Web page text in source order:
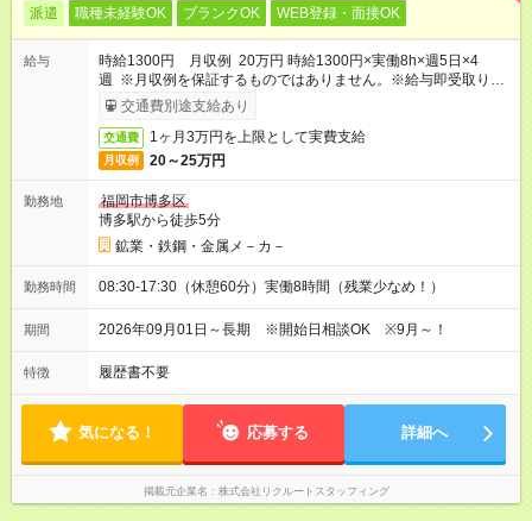
派遣 職種未経験OK ブランクOK WEB登録・面接OK
給与
時給1300円 月収例 20万円 時給1300円×実働8h×週5日×4
週 ※月収例を保証するものではありません。※給与即受取りサ
ービス利用可（利用条件有）
交通費別途支給あり
交通費 1ヶ月3万円を上限として実費支給
月収例 20～25万円
勤務地
福岡市博多区
博多駅から徒歩5分
鉱業・鉄鋼・金属メ－カ－
勤務時間 08:30-17:30（休憩60分）実働8時間（残業少なめ！）
期間 2026年09月01日～長期 ※開始日相談OK ※9月～！
特徴 履歴書不要
気になる！ 応募する 詳細へ
掲載元企業名 株式会社リクルートスタッフィング